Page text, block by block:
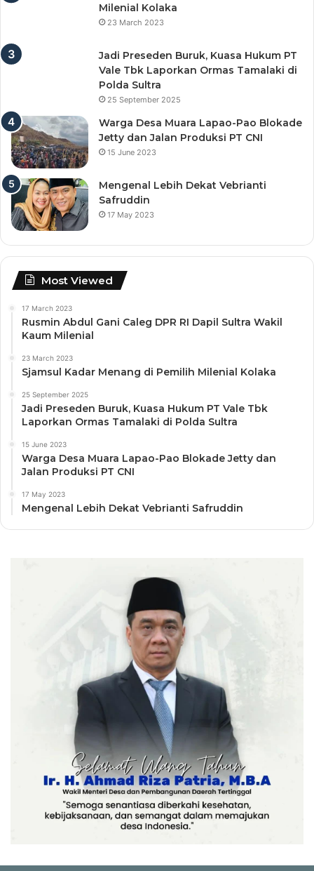
Milenial Kolaka
23 March 2023
Jadi Preseden Buruk, Kuasa Hukum PT
Vale Tbk Laporkan Ormas Tamalaki di
Polda Sultra
25 September 2025
Warga Desa Muara Lapao-Pao Blokade
Jetty dan Jalan Produksi PT CNI
15 June 2023
Mengenal Lebih Dekat Vebrianti
Safruddin
17 May 2023
Most Viewed
17 March 2023
Rusmin Abdul Gani Caleg DPR RI Dapil Sultra Wakil
Kaum Milenial
23 March 2023
Sjamsul Kadar Menang di Pemilih Milenial Kolaka
25 September 2025
Jadi Preseden Buruk, Kuasa Hukum PT Vale Tbk
Laporkan Ormas Tamalaki di Polda Sultra
15 June 2023
Warga Desa Muara Lapao-Pao Blokade Jetty dan
Jalan Produksi PT CNI
17 May 2023
Mengenal Lebih Dekat Vebrianti Safruddin